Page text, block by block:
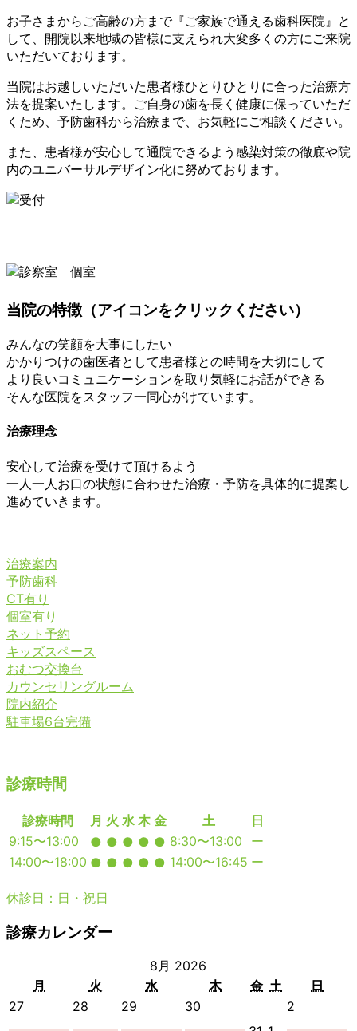
お子さまからご高齢の方まで『ご家族で通える歯科医院』と
して、開院以来地域の皆様に支えられ大変多くの方にご来院
いただいております。
当院はお越しいただいた患者様ひとりひとりに合った治療方
法を提案いたします。ご自身の歯を長く健康に保っていただ
くため、予防歯科から治療まで、お気軽にご相談ください。
また、患者様が安心して通院できるよう感染対策の徹底や院
内のユニバーサルデザイン化に努めております。
当院の特徴 （アイコンをクリックください）
みんなの笑顔を大事にしたい
かかりつけの歯医者として患者様との時間を大切にして
より良いコミュニケーションを取り気軽にお話ができる
そんな医院をスタッフ一同心がけています。
治療理念
安心して治療を受けて頂けるよう
一人一人お口の状態に合わせた治療・予防を具体的に提案し
進めていきます。
治療案内
予防歯科
CT有り
個室有り
ネット予約
キッズスペース
おむつ交換台
カウンセリングルーム
院内紹介
駐車場6台完備
診療時間
診療時間 月 火 水 木 金 土
日
9:15〜13:00
● ● ● ● ● 8:30〜13:00
ー
14:00〜18:00 ● ● ● ● ● 14:00〜16:45 ー
休診日：日・祝日
診療カレンダー
8月 2026
月
火火
水水
木木
金金土
曜
日
272026
28 29 30 2